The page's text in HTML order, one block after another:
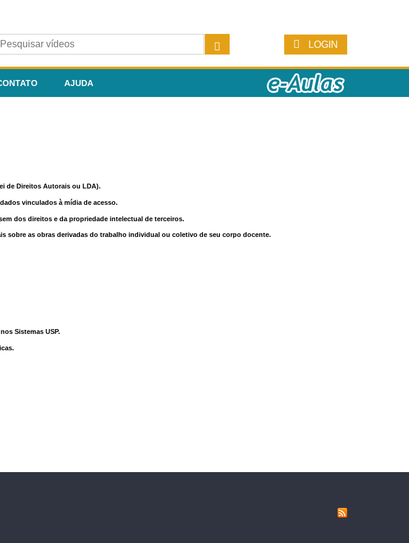
LOGIN
AJUDA
de Direitos Autorais ou LDA).
vinculados à mídia de acesso.
dos direitos e da propriedade intelectual de terceiros.
sobre as obras derivadas do trabalho individual ou coletivo de seu corpo docente.
Sistemas USP.